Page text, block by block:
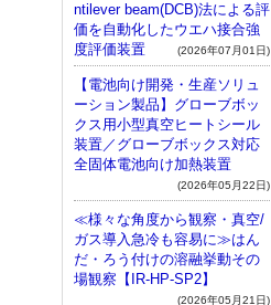
ntilever beam(DCB)法による評
価を自動化したウエハ接合強
度評価装置
(2026年07月01日)
【電池向け開発・生産ソリュ
ーション製品】グローブボッ
クス用小型真空ヒートシール
装置／グローブボックス対応
全固体電池向け加熱装置
(2026年05月22日)
≪様々な角度から観察・真空/
ガス導入急冷も容易に≫はん
だ・ろう付けの溶融挙動その
場観察【IR-HP-SP2】
(2026年05月21日)